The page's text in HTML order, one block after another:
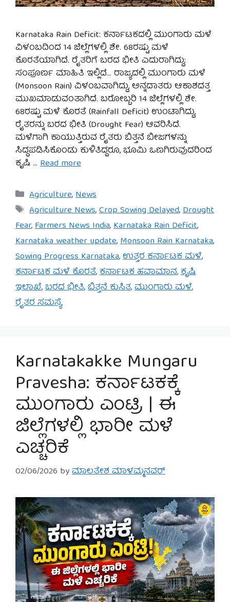
Karnataka Rain Deficit: ಕರ್ನಾಟಕದಲ್ಲಿ ಮುಂಗಾರು ಮಳೆ
ವಿಳಂಬದಿಂದ 14 ಜಿಲ್ಲೆಗಳಲ್ಲಿ ಶೇ. 68ರಷ್ಟು ಮಳೆ
ಕೊರತೆಯಾಗಿದೆ. ರೈತರಿಗೆ ಬರದ ಭೀತಿ ಎದುರಾಗಿದ್ದು;
ಸಂಪೂರ್ಣ ಮಾಹಿತಿ ಇಲ್ಲಿದೆ… ರಾಜ್ಯದಲ್ಲಿ ಮುಂಗಾರು ಮಳೆ
(Monsoon Rain) ವಿಳಂಬವಾಗಿದ್ದು, ಅನ್ನದಾತರು ಆಕಾಶದತ್ತ
ಮುಖಮಾಡುವಂತಾಗಿದೆ. ಬರೋಬ್ಬರಿ 14 ಜಿಲ್ಲೆಗಳಲ್ಲಿ ಶೇ.
68ರಷ್ಟು ಮಳೆ ಕೊರತೆ (Rainfall Deficit) ಉಂಟಾಗಿದ್ದು,
ರೈತರನ್ನು ಬರದ ಭೀತಿ (Drought Fear) ಆವರಿಸಿದೆ.
ಮಳೆಗಾಗಿ ಕಾಯುತ್ತಿರುವ ರೈತರು ಬಿತ್ತನೆ ಬೀಜಗಳನ್ನು
ಸಿದ್ಧಪಡಿಸಿಕೊಂಡು ಕುಳಿತಿದ್ದರೂ, ಭೂಮಿ ಒಣಗಿರುವುದರಿಂದ
ಕೃಷಿ … Read more
Categories
Agriculture,News
Tags
Agriculture News,Crop Sowing Delayed,Drought
Fear,Farmers News India,Karnataka Rain Deficit,
Karnataka weather update,Monsoon Rain Karnataka,
Sowing Progress Karnataka,ಉತ್ತರ ಕರ್ನಾಟಕ ಮಳೆ,
ಕರ್ನಾಟಕ ಮಳೆ ಕೊರತೆ,ಕರ್ನಾಟಕ ಹವಾಮಾನ,ಕೃಷಿ
ಇಲಾಖೆ,ಬರದ ಭೀತಿ,ಬಿತ್ತನೆ ಕುಸಿತ,ಮುಂಗಾರು ಮಳೆ,
ರೈತರ ಸಮಸ್ಯೆ
Karnatakakke Mungaru
Pravesha: ಕರ್ನಾಟಕಕ್ಕೆ
ಮುಂಗಾರು ಎಂಟ್ರಿ | ಈ
ಜಿಲ್ಲೆಗಳಲ್ಲಿ ಭಾರೀ ಮಳೆ
ಎಚ್ಚರಿಕೆ
02/06/2026 byಮಾಲತೇಶ ಮಾಳಮ್ಮನವರ್